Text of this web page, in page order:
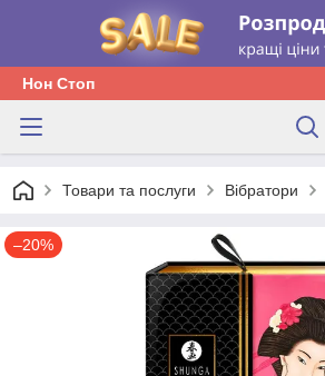
Нон Стоп
Товари та послуги Вібратори
–20%